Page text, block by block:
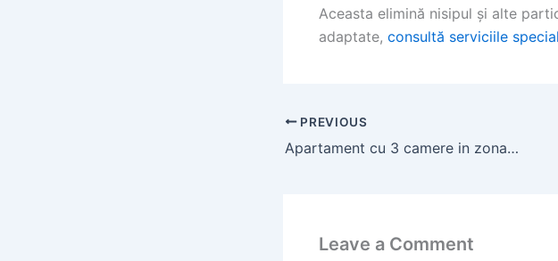
Aceasta elimină nisipul și alte
adaptate, consultă serviciile
PREVIOUS
Apartament cu 3 camere in zona centrala
Leave a Comment